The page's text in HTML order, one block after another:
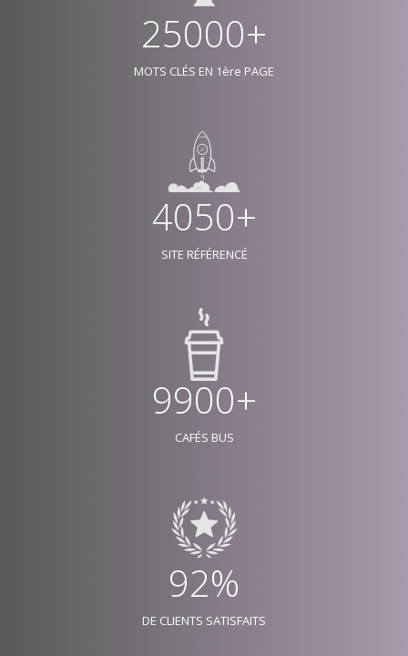
25000+
MOTS CLÉS EN 1ère PAGE
4050+
SITE RÉFÉRENCÉ
9900+
CAFÉS BUS
92%
DE CLIENTS SATISFAITS